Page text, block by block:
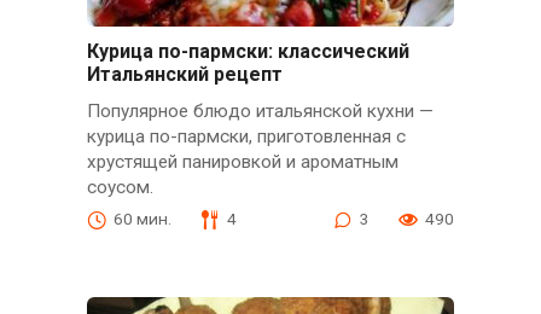
Курица по-пармски: классический
Итальянский рецепт
Популярное блюдо итальянской кухни —
курица по-пармски, приготовленная с
хрустящей панировкой и ароматным
соусом.
60 мин. 4 3 490